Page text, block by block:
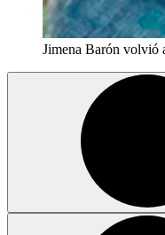
Jimena Barón volvió